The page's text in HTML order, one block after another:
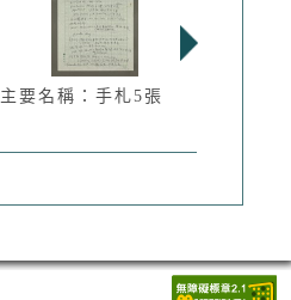
主要名稱：手札5張